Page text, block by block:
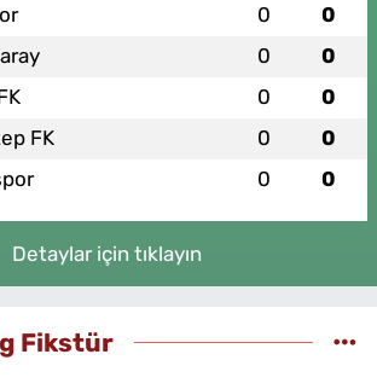
0 0
0 0
0 0
FK 0 0
0 0
Detaylar için tıklayın
Fikstür